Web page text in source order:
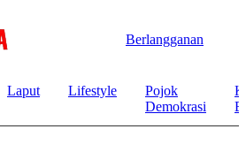
Berlangganan
Laput Lifestyle
Pojok
Demokrasi